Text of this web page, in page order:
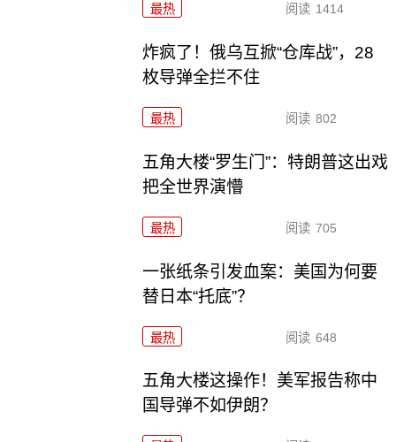
最热 阅读 1414
炸疯了！俄乌互掀“仓库战”，28
枚导弹全拦不住
最热 阅读 802
五角大楼“罗生门”：特朗普这出戏
把全世界演懵
最热 阅读 705
一张纸条引发血案：美国为何要
替日本“托底”？
最热 阅读 648
五角大楼这操作！美军报告称中
国导弹不如伊朗？